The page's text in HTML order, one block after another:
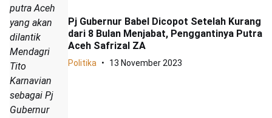
putra Aceh
yang akan
dilantik
Mendagri
Tito
Karnavian
sebagai Pj
Gubernur
Pj Gubernur Babel Dicopot Setelah Kurang
dari 8 Bulan Menjabat, Penggantinya Putra
Aceh Safrizal ZA
Politika 13 November 2023